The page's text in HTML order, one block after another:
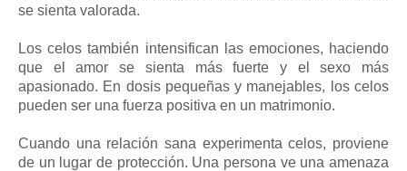
se sienta valorada.
Los celos también intensifican las emociones, haciendo
que el amor se sienta más fuerte y el sexo más
apasionado. En dosis pequeñas y manejables, los celos
pueden ser una fuerza positiva en un matrimonio.
Cuando una relación sana experimenta celos, proviene
de un lugar de protección. Una persona ve una amenaza